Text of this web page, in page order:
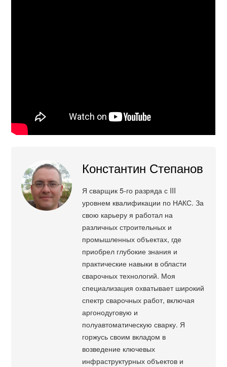
Константин Степанов
Я сварщик 5-го разряда с III
уровнем квалификации по НАКС. За
свою карьеру я работал на
различных строительных и
промышленных объектах, где
приобрел глубокие знания и
практические навыки в области
сварочных технологий. Моя
специализация охватывает широкий
спектр сварочных работ, включая
аргонодуговую и
полуавтоматическую сварку. Я
горжусь своим вкладом в
возведение ключевых
инфраструктурных объектов и